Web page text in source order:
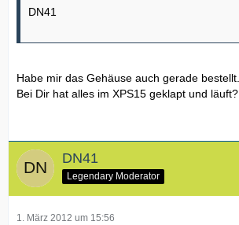
DN41
Habe mir das Gehäuse auch gerade bestellt.
Bei Dir hat alles im XPS15 geklapt und läuft?
DN41
Legendary Moderator
1. März 2012 um 15:56